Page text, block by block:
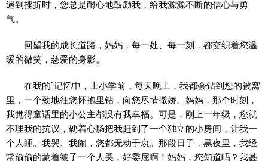
遇到挫折时，您总是耐心地鼓励我，给我源源不断的信心与勇
气。
回望我的成长道路，妈妈，每一处、每一刻，都交织着您温
暖的微笑，慈爱的身影。
在我的`记忆中，上小学前，每天晚上，我都会钻到您的被窝
里，一个劲地往您怀抱里钻，向您尽情撒娇。妈妈，那个时刻，
我觉得童话里的小公主都没有我幸福。可是，刚上一年级，您就
不理我的抗议，硬着心肠把我赶到了一个独立的小房间，让我一
个人睡。我哭、我闹，您都无动于衷。那段日子，黑夜里，我经
常偷偷的蒙着被子一个人哭，好委屈啊！妈妈，您知道吗？我甚